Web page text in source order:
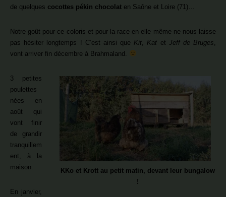
de quelques cocottes pékin chocolat en Saône et Loire (71)…
Notre goût pour ce coloris et pour la race en elle même ne nous laisse
pas hésiter longtemps ! C’est ainsi que Kit Kat et Jeff de Bruges
vont arriver fin décembre à Brahmaland.
KKo et Krott au petit matin, devant leur bungalow
!
3 petites
poulettes
nées en
août qui
vont finir
de grandir
tranquillem
ent, à la
maison.
En janvier,